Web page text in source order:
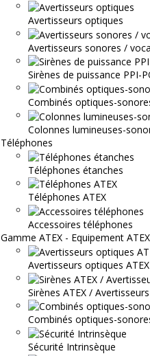
Avertisseurs optiques
Avertisseurs sonores /
Sirènes de puissance PPI-
Combinés optiques-
Colonnes lumineuses-
Téléphones
Téléphones étanches
Téléphones ATEX
Accessoires téléphones
Gamme ATEX - Equipement ATEX
Avertisseurs optiques ATEX
Sirènes ATEX /
Combinés optiques-
Sécurité Intrinsèque